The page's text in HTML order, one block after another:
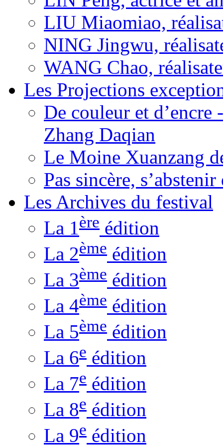
LIU Miaomiao,
NING Jingwu,
WANG Chao,
Les Projections
De couleur et
Zhang Daqian
Le Moine Xuanzang
Pas sincère,
Les Archives du festival
La 1ère édition
La 2ème édition
La 3ème édition
La 4ème édition
La 5ème édition
La 6e édition
La 7e édition
La 8e édition
La 9e édition